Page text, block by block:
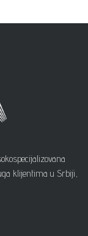
klijentima u Srbiji,